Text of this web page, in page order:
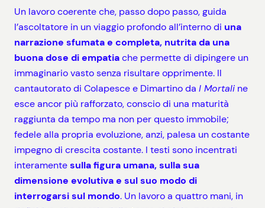
Un lavoro coerente che, passo dopo passo, guida
l’ascoltatore in un viaggio profondo all’interno di una
narrazione sfumata e completa, nutrita da una
buona dose di empatiache permette di dipingere un
immaginario vasto senza risultare opprimente. Il
cantautorato di Colapesce e Dimartino da I Mortali ne
esce ancor più rafforzato, conscio di una maturità
raggiunta da tempo ma non per questo immobile;
fedele alla propria evoluzione, anzi, palesa un costante
impegno di crescita costante. I testi sono incentrati
interamentesulla figura umana, sulla sua
dimensione evolutiva e sul suo modo di
interrogarsi sul mondo. Un lavoro a quattro mani, in